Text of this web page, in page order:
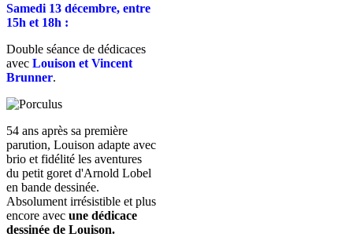
Samedi 13 décembre, entre
15h et 18h :
Double séance de dédicaces
avec Louison et Vincent
Brunner.
54 ans après sa première
parution, Louison adapte avec
brio et fidélité les aventures
du petit goret d'Arnold Lobel
en bande dessinée.
Absolument irrésistible et plus
encore avec une dédicace
dessinée de Louison.